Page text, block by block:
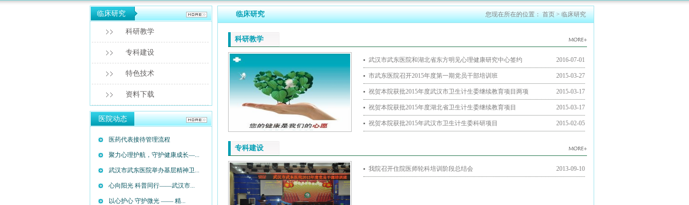
临床研究
科研教学
专科建设
特色技术
资料下载
医院动态
医药代表接待管理流程
聚力心理护航，守护健康成长—...
武汉市武东医院举办基层精神卫...
心向阳光 科普同行——武汉市...
以心护心 守护微光 —— 精...
您现在所在的位置：首页>临床研究
临床研究
科研教学
2016-07-01
武汉市武东医院和湖北省东方明见心理健康研究中心签约
2015-03-27
市武东医院召开2015年度第一期党员干部培训班
2015-03-17
祝贺本院获批2015年度武汉市卫生计生委继续教育项目两项
2015-03-17
祝贺本院获批2015年度湖北省卫生计生委继续教育项目
2015-02-05
祝贺本院获批2015年武汉市卫生计生委科研项目
专科建设
2013-09-10
我院召开住院医师轮科培训阶段总结会